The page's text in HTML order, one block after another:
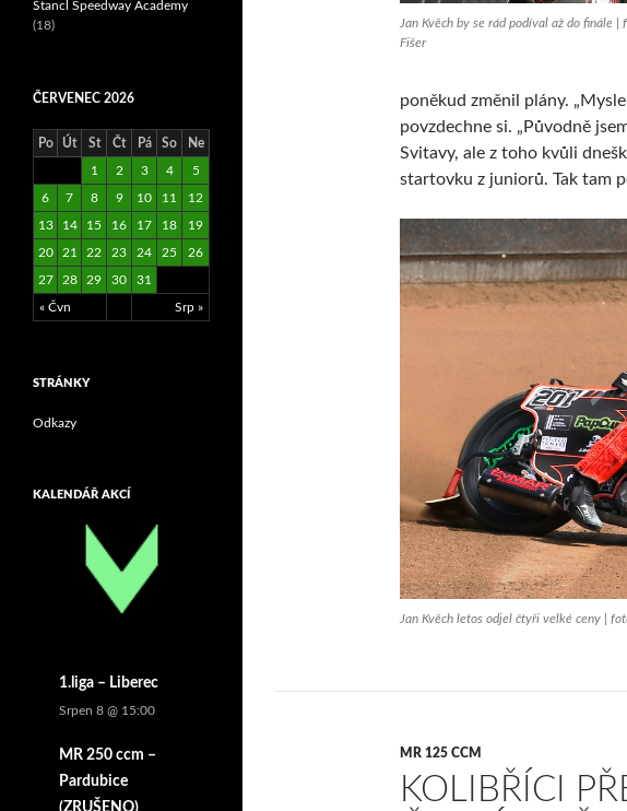
Jan Kvěch by se rád podíval až do finále |
Fišer
poněkud změnil plány.
povzdechne si. „Původně
Svitavy, ale z toho kvůli
startovku z juniorů. Tak tam
Jan Kvěch letos odjel čtyři velké ceny |
MR 125 CCM
KOLIBŘÍCI
Štancl Speedway Academy
(18)
ČERVENEC 2026
Po Út St Čt Pá So Ne
« Čvn Srp »
1 2 3 4 5
6 7 8 9 10 11 12
13 14 15 16 17 18 19
20 21 22 23 24 25 26
27 28 29 30 31
STRÁNKY
Odkazy
KALENDÁŘ AKCÍ
1.liga – Liberec
Srpen 8 @ 15:00
MR 250 ccm –
Pardubice
(ZRUŠENO)